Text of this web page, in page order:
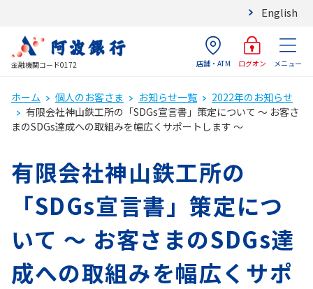
English
金融機関コード0172 店舗・ATM ログオン メニュー
ホーム 個人のお客さま お知らせ一覧
2022年のお知らせ
有限会社神山鉄工所の「SDGs宣言書」策定について ～ お客さ
まのSDGs達成への取組みを幅広くサポートします ～
有限会社神山鉄工所の
「SDGs宣言書」策定につ
いて ～ お客さまのSDGs達
成への取組みを幅広くサポ